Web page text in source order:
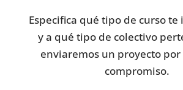
Especifica qué tipo de curso te
y a qué tipo de colectivo
enviaremos un proyecto por
compromiso.